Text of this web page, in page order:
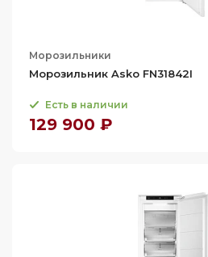
426
460
Морозильники
Морозильник Asko FN31842I
Есть в наличии
129 900 ₽